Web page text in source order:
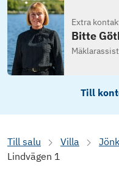
Extra
Bitte
Till
Till salu Villa
Lindvägen 1